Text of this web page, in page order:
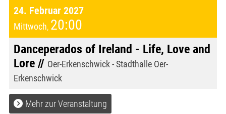
24. Februar 2027
Mittwoch, 20:00
Danceperados of Ireland - Life, Love and
Lore // Oer-Erkenschwick - Stadthalle Oer-
Erkenschwick
Mehr zur Veranstaltung